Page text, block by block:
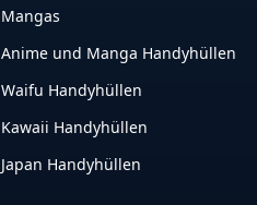
Mangas
Anime und Manga Handyhüllen
Waifu Handyhüllen
Kawaii Handyhüllen
Japan Handyhüllen